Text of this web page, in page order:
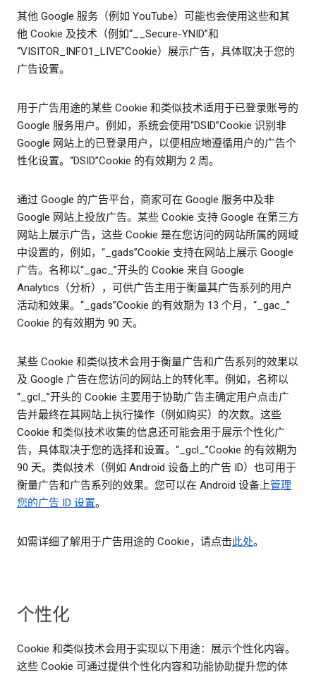
其他 Google 服务（例如 YouTube）可能也会使用这些和其
他 Cookie 及技术（例如“__Secure-YNID”和
“VISITOR_INFO1_LIVE”Cookie）展示广告，具体取决于您的
广告设置。
用于广告用途的某些 Cookie 和类似技术适用于已登录账号的
Google 服务用户。例如，系统会使用“DSID”Cookie 识别非
Google 网站上的已登录用户，以便相应地遵循用户的广告个
性化设置。“DSID”Cookie 的有效期为 2 周。
通过 Google 的广告平台，商家可在 Google 服务中及非
Google 网站上投放广告。某些 Cookie 支持 Google 在第三方
网站上展示广告，这些 Cookie 是在您访问的网站所属的网域
中设置的，例如，“_gads”Cookie 支持在网站上展示 Google
广告。名称以“_gac_”开头的 Cookie 来自 Google
Analytics（分析），可供广告主用于衡量其广告系列的用户
活动和效果。“_gads”Cookie 的有效期为 13 个月，“_gac_”
Cookie 的有效期为 90 天。
某些 Cookie 和类似技术会用于衡量广告和广告系列的效果以
及 Google 广告在您访问的网站上的转化率。例如，名称以
“_gcl_”开头的 Cookie 主要用于协助广告主确定用户点击广
告并最终在其网站上执行操作（例如购买）的次数。这些
Cookie 和类似技术收集的信息还可能会用于展示个性化广
告，具体取决于您的选择和设置。“_gcl_”Cookie 的有效期为
90 天。类似技术（例如 Android 设备上的广告 ID）也可用于
衡量广告和广告系列的效果。您可以在 Android 设备上管理
您的广告 ID 设置。
如需详细了解用于广告用途的 Cookie，请点击此处。
个性化
Cookie 和类似技术会用于实现以下用途：展示个性化内容。
这些 Cookie 可通过提供个性化内容和功能协助提升您的体